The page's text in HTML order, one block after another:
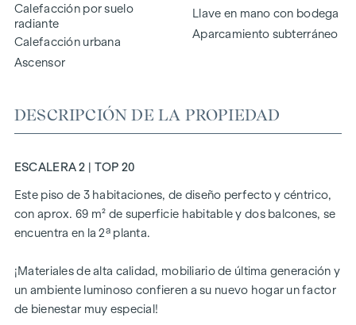
Calefacción por suelo
radiante
Calefacción urbana
Ascensor
Llave en mano con bodega
Aparcamiento subterráneo
DESCRIPCIÓN DE LA PROPIEDAD
ESCALERA 2 | TOP 20
Este piso de 3 habitaciones, de diseño perfecto y céntrico,
con aprox. 69 m² de superficie habitable y dos balcones, se
encuentra en la 2ª planta.
¡Materiales de alta calidad, mobiliario de última generación y
un ambiente luminoso confieren a su nuevo hogar un factor
de bienestar muy especial!